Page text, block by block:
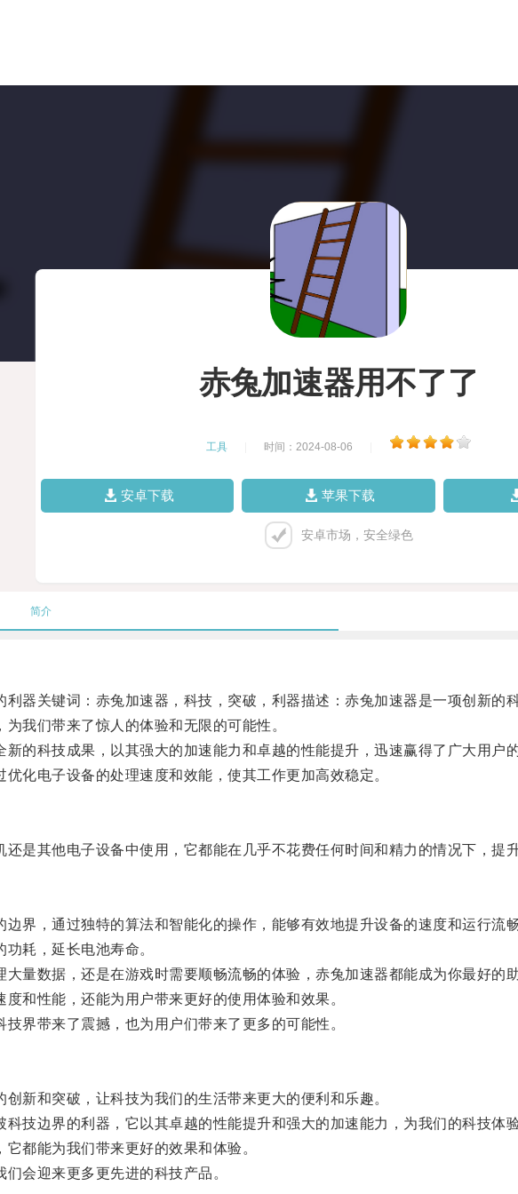
赤兔加速器用不了了
工具 时间：2024-08-06
安卓下载 苹果下载
安卓市场，安全绿色
简介
关键词：赤兔加速器，科技，突破，利器描述：赤兔加速器是一项创新的
我们带来了惊人的体验和无限的可能性。
科技成果，以其强大的加速能力和卓越的性能提升，迅速赢得了广大用户的
电子设备的处理速度和效能，使其工作更加高效稳定。
其他电子设备中使用，它都能在几乎不花费任何时间和精力的情况下，提升
，通过独特的算法和智能化的操作，能够有效地提升设备的速度和运行流畅
耗，延长电池寿命。
数据，还是在游戏时需要顺畅流畅的体验，赤兔加速器都能成为你最好的助
性能，还能为用户带来更好的使用体验和效果。
带来了震撼，也为用户们带来了更多的可能性。
和突破，让科技为我们的生活带来更大的便利和乐趣。
边界的利器，它以其卓越的性能提升和强大的加速能力，为我们的科技体验
都能为我们带来更好的效果和体验。
会迎来更多更先进的科技产品。